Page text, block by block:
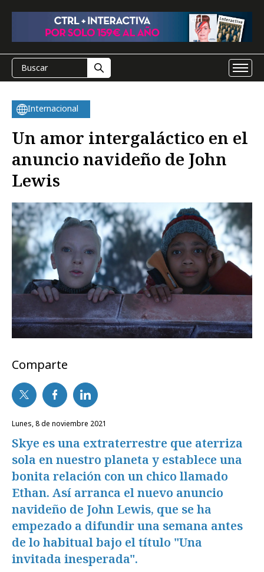
Internacional
Un amor intergaláctico en el
anuncio navideño de John
Lewis
Comparte
lunes, 8 de noviembre 2021
Skye es una extraterrestre que aterriza
sola en nuestro planeta y establece una
bonita relación con un chico llamado
Ethan. Así arranca el nuevo anuncio
navideño de John Lewis, que se ha
empezado a difundir una semana antes
de lo habitual bajo el título "Una
invitada inesperada".